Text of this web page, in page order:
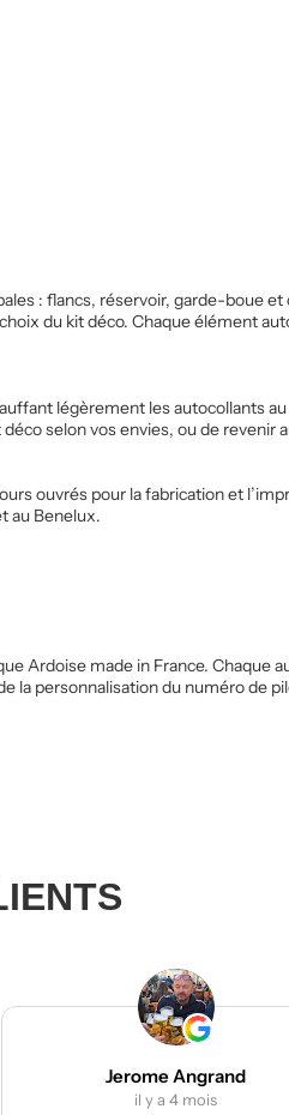
: flancs, réservoir, garde-boue
du kit déco. Chaque élément
légèrement les autocollants
selon vos envies, ou de revenir
ouvrés pour la fabrication et
au Benelux.
Ardoise made in France.
la personnalisation du numéro de